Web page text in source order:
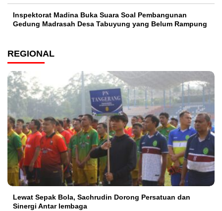
Inspektorat Madina Buka Suara Soal Pembangunan
Gedung Madrasah Desa Tabuyung yang Belum Rampung
REGIONAL
Lewat Sepak Bola, Sachrudin Dorong Persatuan dan
Sinergi Antar lembaga